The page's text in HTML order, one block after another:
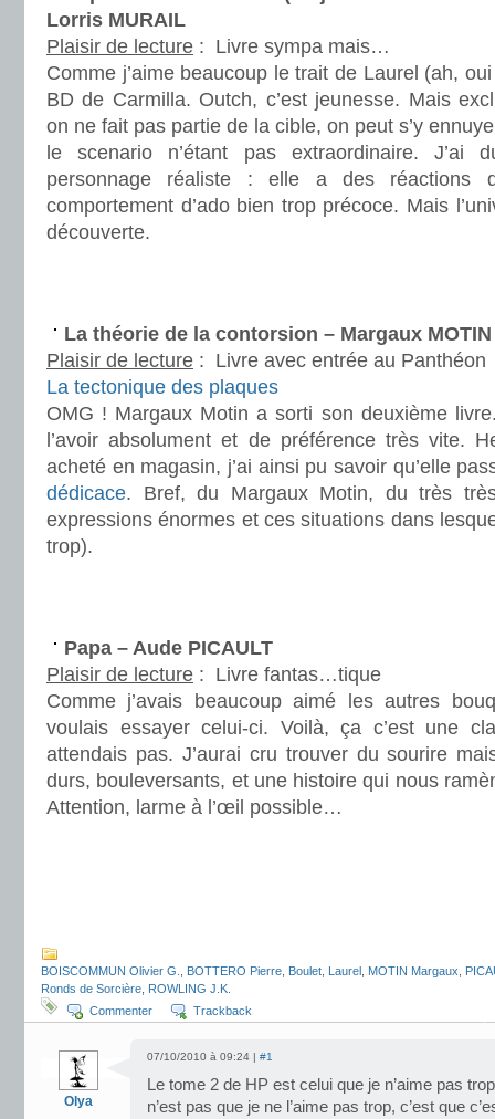
Lorris MURAIL
Plaisir de lecture : Livre sympa mais…
Comme j’aime beaucoup le trait de Laurel (ah,
BD de Carmilla. Outch, c’est jeunesse. Mais
on ne fait pas partie de la cible, on peut s’y
le scenario n’étant pas extraordinaire.
personnage réaliste : elle a des réactions
comportement d’ado bien trop précoce. Mais
découverte.
La théorie de la contorsion – Margaux MOTIN
Plaisir de lecture : Livre avec entrée au Panthéon
La tectonique des plaques
OMG ! Margaux Motin a sorti son deuxième
l’avoir absolument et de préférence très vite.
acheté en magasin, j’ai ainsi pu savoir qu’elle
dédicace. Bref, du Margaux Motin, du très
expressions énormes et ces situations dans
trop).
Papa – Aude PICAULT
Plaisir de lecture : Livre fantas…tique
Comme j’avais beaucoup aimé les autres
voulais essayer celui-ci. Voilà, ça c’est une
attendais pas. J’aurai cru trouver du sourire
durs, bouleversants, et une histoire qui nous
Attention, larme à l’œil possible…
BOISCOMMUN Olivier G. BOTTERO Pierre Boulet Laurel MOTIN Margaux
Ronds de Sorcière ROWLING J.K.
Commenter
Trackback
Olya
07/10/2010 à 09:24 | #1
Le tome 2 de HP est celui que je n’aime pas
n’est pas que je ne l’aime pas trop, c’est que